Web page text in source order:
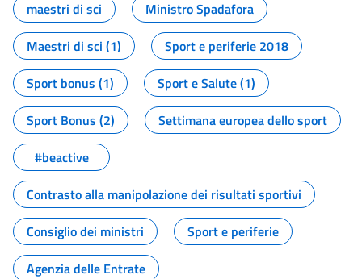
maestri di sci
Ministro Spadafora
Maestri di sci (1)
Sport e periferie 2018
Sport bonus (1)
Sport e Salute (1)
Sport Bonus (2)
Settimana europea dello sport
#beactive
Contrasto alla manipolazione dei risultati sportivi
Consiglio dei ministri
Sport e periferie
Agenzia delle Entrate